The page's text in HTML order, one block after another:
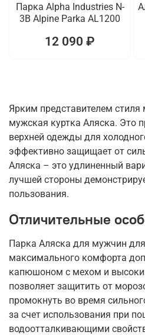
Парка Alpha Industries N-
3B Alpine Parka AL1200
12 090 ₽
Ярким представителем стиля
мужская куртка Аляска. Это
верхней одежды для
эффективно защищает от
Аляска – это удлиненный
лучшей стороны
пользования.
Отличительные
Парка Аляска для мужчин
максимального комфорта
капюшоном с мехом и
позволяет защитить от
промокнуть во время
за счет использования при
водоотталкивающими